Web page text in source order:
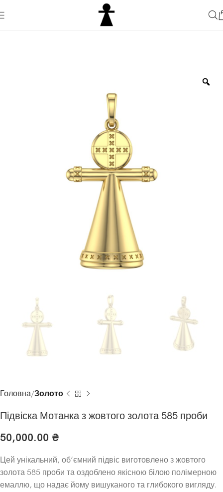
Головна Золото
Підвіска Мотанка з жовтого золота 585 проби
50,000.00 ₴
Цей унікальний, об’ємний підвіс виготовлено з жовтого
золота 585 проби та оздоблено якісною білою полімерною
емаллю, що надає йому вишуканого та глибокого вигляду.